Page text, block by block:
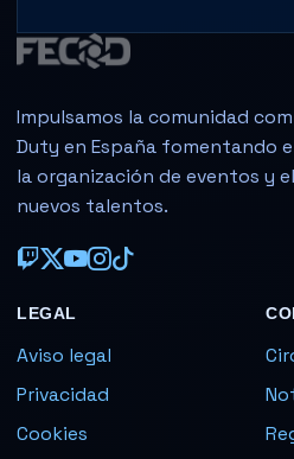
Impulsamos la comunidad
Duty en España fomentando
la organización de eventos y
nuevos talentos.
LEGAL
Aviso legal
Privacidad
Cookies